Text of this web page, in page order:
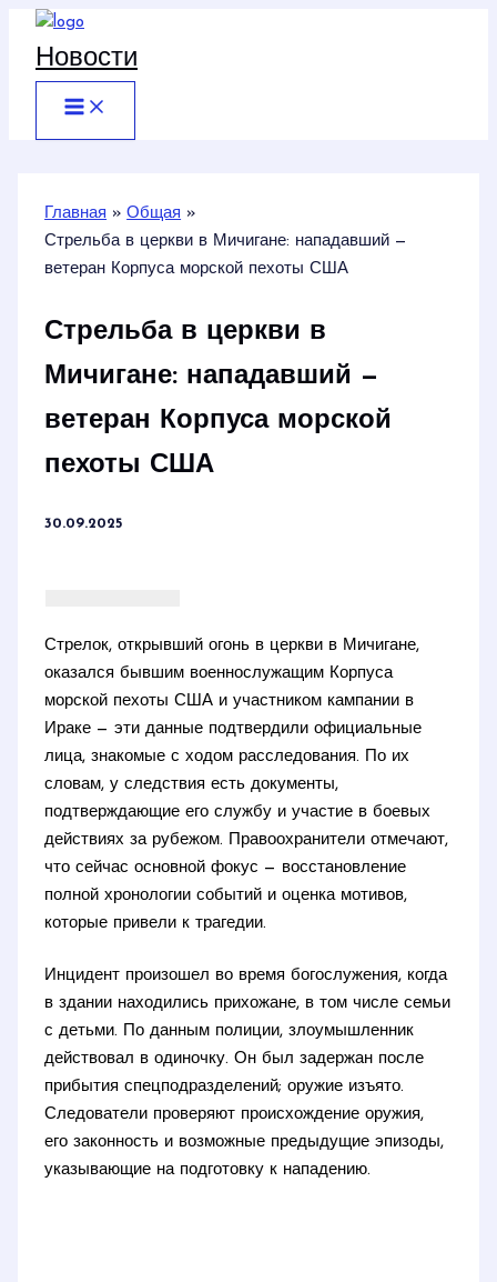
Перейти
содержимому
Новости
Главная
Общая
Стрельба в церкви в Мичигане: нападавший —
ветеран Корпуса морской пехоты США
Стрельба в церкви в
Мичигане: нападавший —
ветеран Корпуса морской
пехоты США
30.09.2025
Стрелок, открывший огонь в церкви в Мичигане,
оказался бывшим военнослужащим Корпуса
морской пехоты США и участником кампании в
Ираке — эти данные подтвердили официальные
лица, знакомые с ходом расследования. По их
словам, у следствия есть документы,
подтверждающие его службу и участие в боевых
действиях за рубежом. Правоохранители отмечают,
что сейчас основной фокус — восстановление
полной хронологии событий и оценка мотивов,
которые привели к трагедии.
Инцидент произошел во время богослужения, когда
в здании находились прихожане, в том числе семьи
с детьми. По данным полиции, злоумышленник
действовал в одиночку. Он был задержан после
прибытия спецподразделений; оружие изъято.
Следователи проверяют происхождение оружия,
его законность и возможные предыдущие эпизоды,
указывающие на подготовку к нападению.